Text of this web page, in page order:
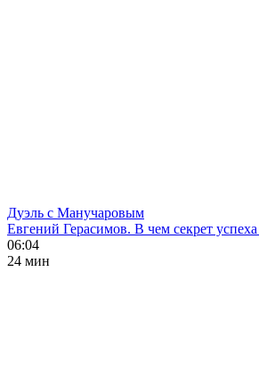
Дуэль с Манучаровым
Евгений Герасимов. В чем секрет успеха
06:04
24 мин